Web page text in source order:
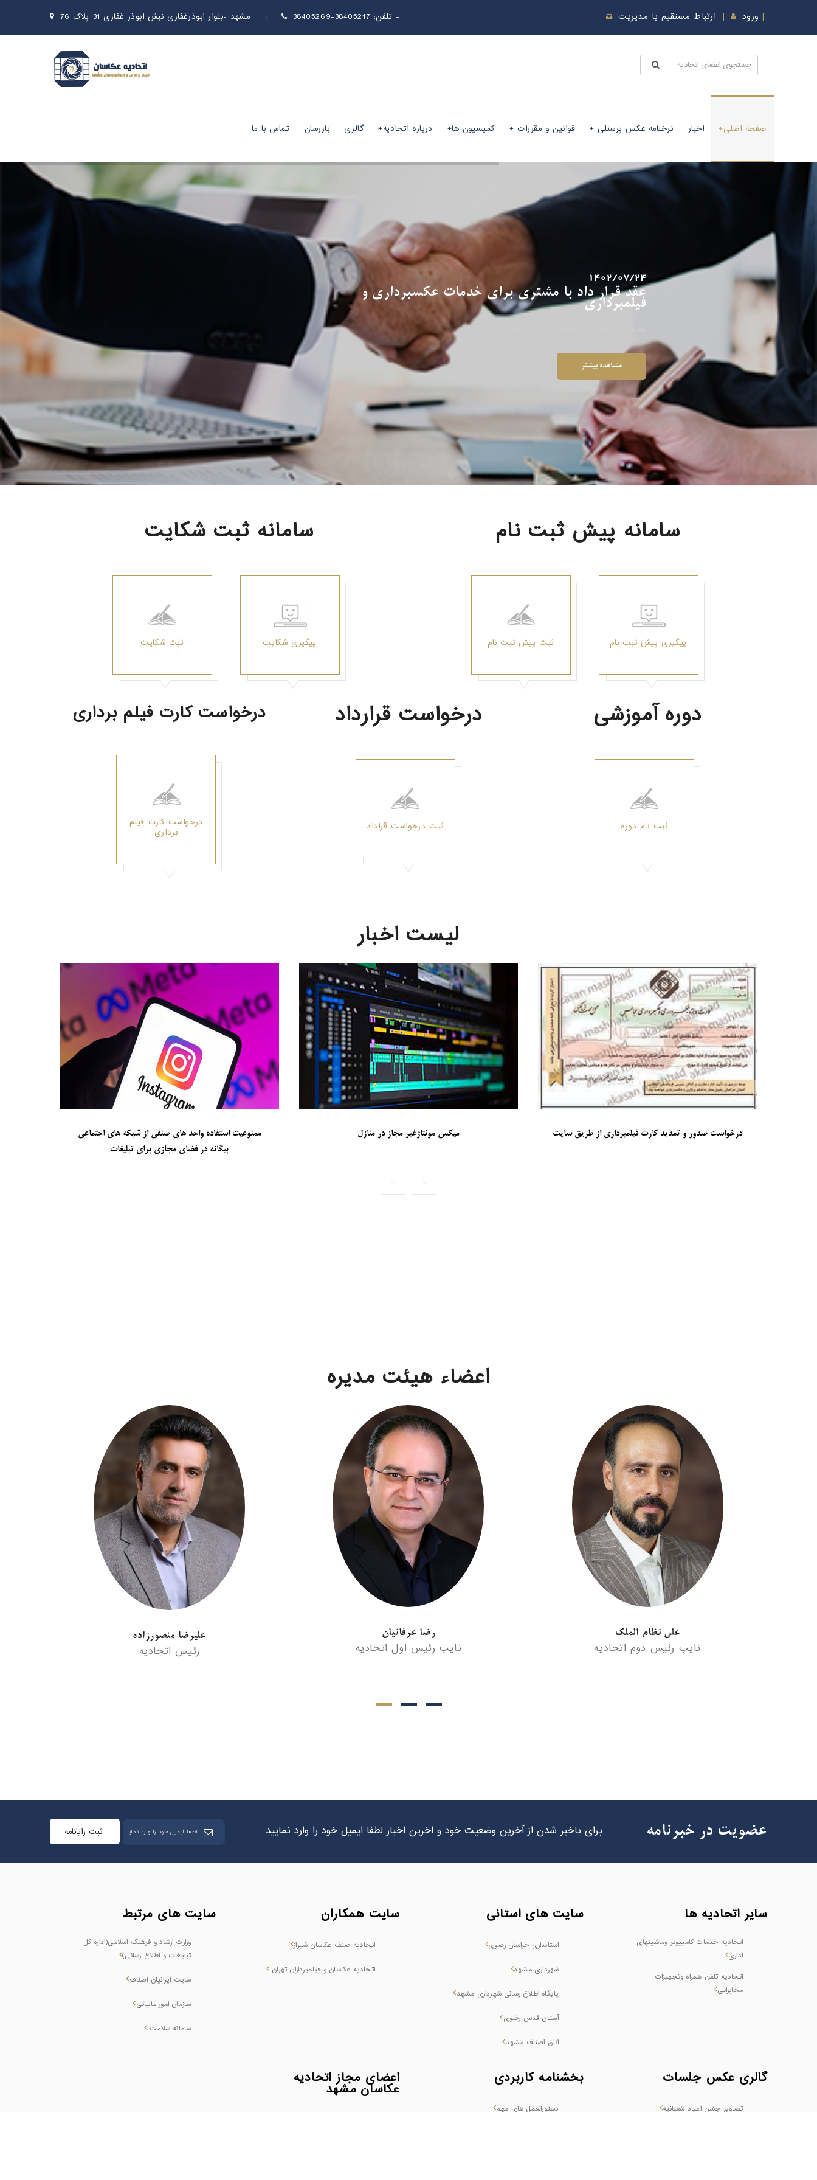
مشهد -بلوار ابوذرغفاری نبش ابوذر غفاری 31 پلاک 76 تلفن: 38405217-38405269 - ورود
تماس با ما بازرسان گالری درباره اتحادیه کمیسیون ها قوانین و مقررات نرخنامه عکس پرسنلی اخبار صفحه اصلی
1402/07/24
عقد قرار داد با مشتری برای خدمات عکسبرداری و
فیلمبرداری
مشاهده بیشتر
سامانه پیش ثبت نام
ثبت پیش ثبت نام پیگیری پیش ثبت نام
سامانه ثبت شکایت
ثبت شکایت پیگیری شکایت
دوره آموزشی
ثبت نام دوره
درخواست قرارداد
ثبت درخواست قراداد
درخواست کارت فیلم برداری
درخواست کارت فیلم
برداری
لیست اخبار
میکس مونتاژغیر مجاز در منازل درخواست صدور و تمدید کارت فیلمبرداری از طریق سایت جشن دهه فجر
اعضاء هیئت مدیره
رضا عرفانیان
نایب رئیس اول اتحادیه
علی نظام الملک
نایب رئیس دوم اتحادیه
داود قاسمی
دبیر هیئت مدیره اتحادیه
عضویت در خبرنامه برای باخبر شدن از آخرین وضعیت خود و اخرین اخبار لطفا ایمیل خود را وارد نمایید
سایر اتحادیه ها
اتحادیه خدمات کامپیوتر وماشینهای
اداری
اتحادیه تلفن همراه وتجهیزات
مخابراتی
سایت های استانی
استانداری خراسان رضوی
شهرداری مشهد
پایگاه اطلاع رسانی شهرداری مشهد
آستان قدس رضوی
اتاق اصناف مشهد
سایت همکاران
اتحادیه صنف عکاسان شیراز
اتحادیه عکاسان و فیلمبرداران تهران
سایت های مرتبط
وزارت ارشاد و فرهنگ اسلامی(اداره کل
تبلیغات و اطلاع رسانی)
سایت ایرانیان اصناف
سازمان امور مالیاتی
سامانه سلامت
گالری عکس جلسات
تصاویر جشن اعیاد شعبانیه
بخشنامه کاربردی
دستورالعمل های مهم
اعضای مجاز اتحادیه
عکاسان مشهد